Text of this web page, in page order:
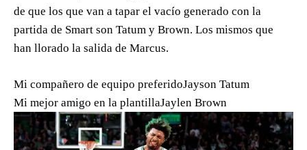
de que los que van a tapar el vacío generado con la
partida de Smart son Tatum y Brown. Los mismos que
han llorado la salida de Marcus.
Mi compañero de equipo preferidoJayson Tatum
Mi mejor amigo en la plantillaJaylen Brown